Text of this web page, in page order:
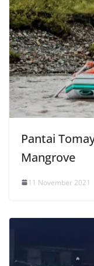
Pantai
Mangrove
11 November 2021